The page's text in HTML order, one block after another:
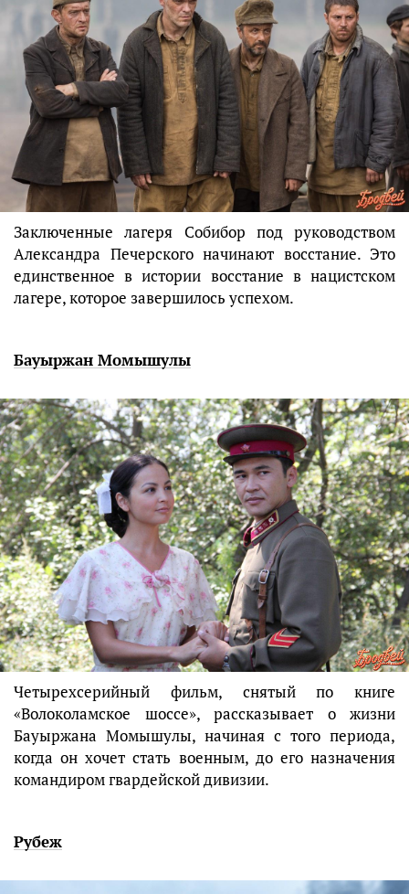
Заключенные лагеря Собибор под руководством
Александра Печерского начинают восстание. Это
единственное в истории восстание в нацистском
лагере, которое завершилось успехом.
Бауыржан Момышулы
Четырехсерийный фильм, снятый по книге
«Волоколамское шоссе», рассказывает о жизни
Бауыржана Момышулы, начиная с того периода,
когда он хочет стать военным, до его назначения
командиром гвардейской дивизии.
Рубеж